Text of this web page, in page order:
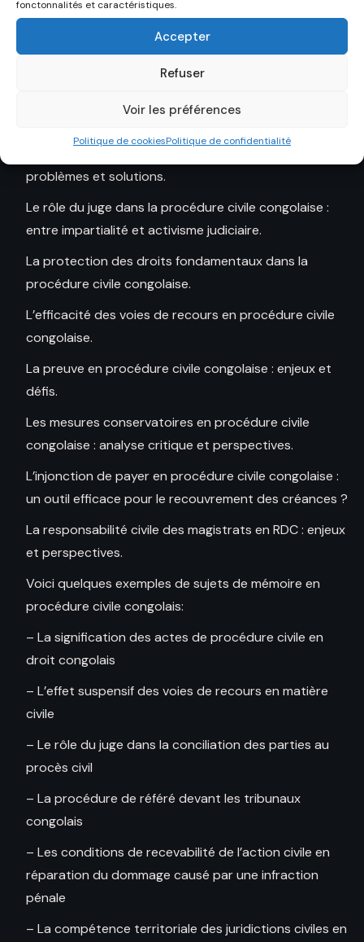
fonctonnalités et caractéristiques.
Accepter
Refuser
Voir les préférences
Politique de cookiesPolitique de confidentialité
déroulement et conséquences
L’impact de la réforme du Code de procédure civile
congolais sur l’accès à la justice.
La médiation et la conciliation en procédure civile
problèmes et solutions.
Le rôle du juge dans la procédure civile congolaise :
entre impartialité et activisme judiciaire.
La protection des droits fondamentaux dans la
procédure civile congolaise.
L’efficacité des voies de recours en procédure civile
congolaise.
La preuve en procédure civile congolaise : enjeux et
défis.
Les mesures conservatoires en procédure civile
congolaise : analyse critique et perspectives.
L’injonction de payer en procédure civile congolaise :
un outil efficace pour le recouvrement des créances ?
La responsabilité civile des magistrats en RDC : enjeux
et perspectives.
Voici quelques exemples de sujets de mémoire en
procédure civile congolais:
– La signification des actes de procédure civile en
droit congolais
– L’effet suspensif des voies de recours en matière
civile
– Le rôle du juge dans la conciliation des parties au
procès civil
– La procédure de référé devant les tribunaux
congolais
– Les conditions de recevabilité de l’action civile en
réparation du dommage causé par une infraction
pénale
– La compétence territoriale des juridictions civiles en